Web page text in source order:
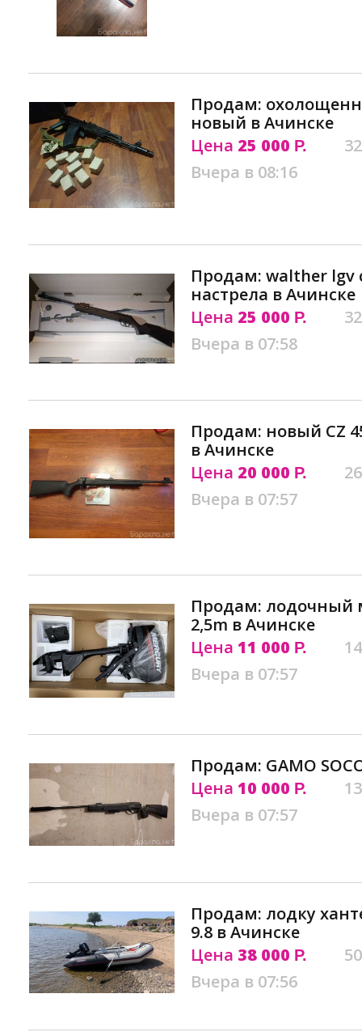
Продам:
новый в Ачинске
Цена 25 000 Р.
Вчера в 08:16
Продам: walther lgv
настрела в Ачинске
Цена 25 000 Р.
Вчера в 07:58
Продам: новый CZ
в Ачинске
Цена 20 000 Р.
Вчера в 07:57
Продам: лодочный
2,5m в Ачинске
Цена 11 000 Р.
Вчера в 07:57
Продам: GAMO
Цена 10 000 Р.
Вчера в 07:57
Продам: лодку
9.8 в Ачинске
Цена 38 000 Р.
Вчера в 07:56